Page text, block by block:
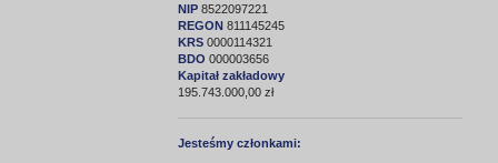
NIP 8522097221
REGON 811145245
KRS 0000114321
BDO 000003656
Kapitał zakładowy
195.743.000,00 zł
Jesteśmy członkami: